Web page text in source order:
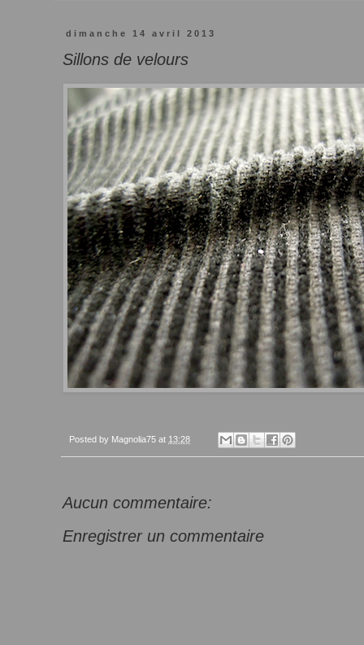
dimanche 14 avril 2013
Sillons de velours
Posted by Magnolia75 at 13:28
Aucun commentaire:
Enregistrer un commentaire